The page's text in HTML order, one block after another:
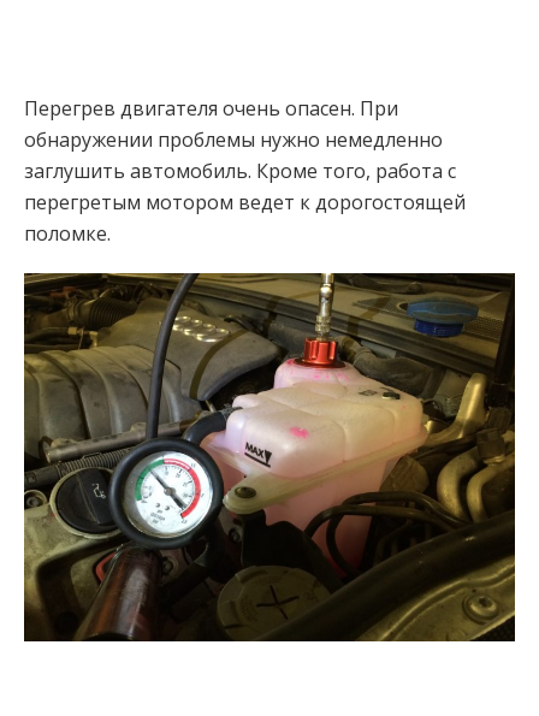
Перегрев двигателя очень опасен. При
обнаружении проблемы нужно немедленно
заглушить автомобиль. Кроме того, работа с
перегретым мотором ведет к дорогостоящей
поломке.